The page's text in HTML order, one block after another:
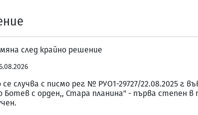
след крайно решение
се случва с писмо рег. № РУО1-29727/22.08.2025
Ботев с орден,, Стара планина" - първа степен в